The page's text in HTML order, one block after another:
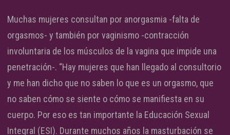
Muchas mujeres consultan por anorgasmia -falta de
orgasmos- y también por vaginismo -contracción
involuntaria de los músculos de la vagina que impide una
penetración-. “Hay mujeres que han llegado al consultorio
y me han dicho que no saben lo que es un orgasmo, que
no saben cómo se siente o cómo se manifiesta en su
cuerpo. Por eso es tan importante la Educación Sexual
Integral (ESI). Durante muchos años la masturbación se